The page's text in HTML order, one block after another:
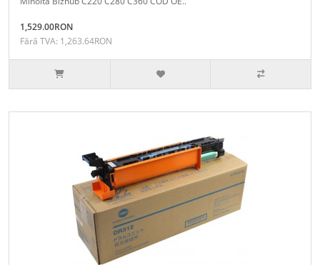
1,529.00RON
Fără TVA: 1,263.64RON